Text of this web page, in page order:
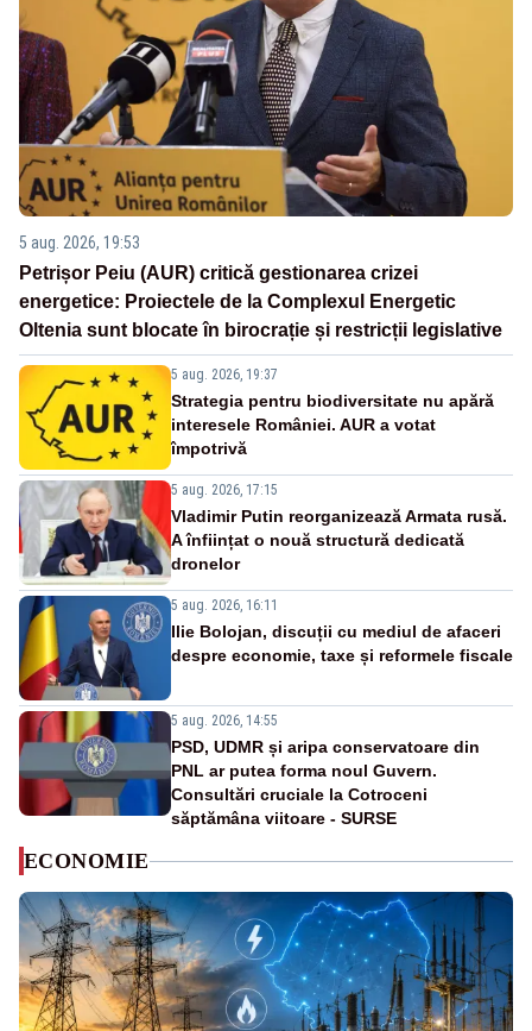
5 aug. 2026, 19:53
Petrișor Peiu (AUR) critică gestionarea crizei
energetice: Proiectele de la Complexul Energetic
Oltenia sunt blocate în birocrație și restricții legislative
5 aug. 2026, 19:37
Strategia pentru biodiversitate nu apără
interesele României. AUR a votat
împotrivă
5 aug. 2026, 17:15
Vladimir Putin reorganizează Armata rusă.
A înființat o nouă structură dedicată
dronelor
5 aug. 2026, 16:11
Ilie Bolojan, discuții cu mediul de afaceri
despre economie, taxe și reformele fiscale
5 aug. 2026, 14:55
PSD, UDMR și aripa conservatoare din
PNL ar putea forma noul Guvern.
Consultări cruciale la Cotroceni
săptămâna viitoare - SURSE
ECONOMIE